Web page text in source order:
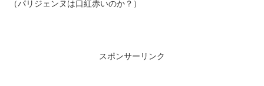
（パリジェンヌは口紅赤いのか？）
スポンサーリンク